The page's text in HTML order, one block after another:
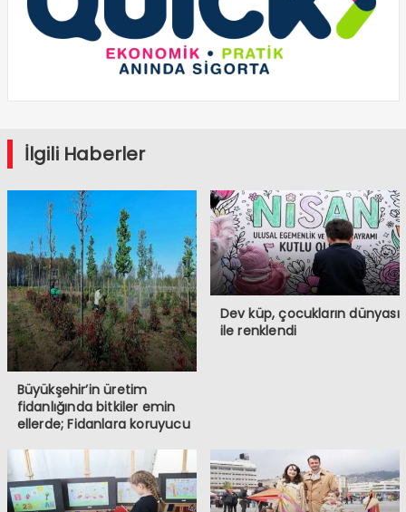
İlgili Haberler
Büyükşehir’in üretim
fidanlığında bitkiler emin
ellerde; Fidanlara koruyucu
Dev küp, çocukların dünyası
ile renklendi